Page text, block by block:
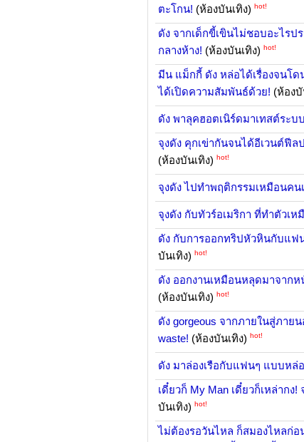
ตะโกน! (ห้องบันเทิง) hot!
ดัง จากเด็กขี้เขินไม่ชอบอะไร
กลางห้าง! (ห้องบันเทิง) hot!
มีน แม็กกี้ ดัง หล่อได้เรื่องจนโ
ได้เปิดความสัมพันธ์ด้วย! (ห้องบั
ดัง พาลุคฮอตเนิร์ดมาเทสต์ระ
จุงดัง คุกเข่ากันจนได้อีเวนต์ฟี
(ห้องบันเทิง) hot!
จุงดัง ไปทำพฤติกรรมเหมือนค
จุงดัง กับทัวร์อเมริกา ที่ทำตัวเ
ดัง กับการออกทริปหัวหินกับแฟ
บันเทิง) hot!
ดัง ออกงานเหมือนหลุดมาจาก
(ห้องบันเทิง) hot!
ดัง gorgeous จากภายในสู่ภาย
waste! (ห้องบันเทิง) hot!
ดัง มาล่องเรือกับแฟนๆ แบบหล่
เดี๋ยวก็ My Man เดี๋ยวก็เหล่าก
บันเทิง) hot!
ไม่ต้องรอวันไหล ก็สมองไหลก่